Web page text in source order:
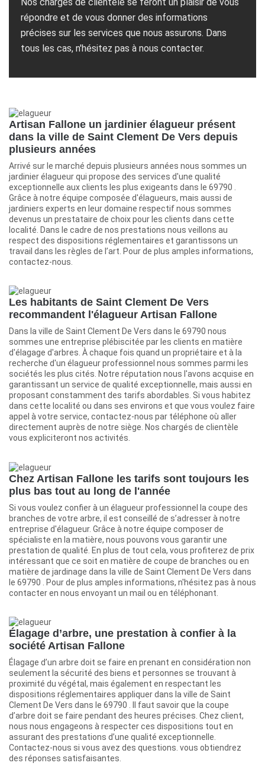
répondre et de vous donner des informations
précises sur les services que nous assurons. Dans
tous les cas, n'hésitez pas à nous contacter.
Artisan Fallone un jardinier élagueur présent
dans la ville de Saint Clement De Vers depuis
plusieurs années
Arrivé sur le marché depuis plusieurs années nous sommes un
jardinier élagueur qui propose des services d'une qualité
exceptionnelle aux clients les plus exigeants dans le 69790 .
Grâce à notre équipe composée d'élagueurs, mais aussi de
jardiniers experts en leur domaine respectif nous sommes
devenus un prestataire de choix pour les clients dans cette
localité. Dans le cadre de nos prestations nous veillons au
respect des dispositions réglementaires et garantissons un
travail dans les règles de l’art. Pour de plus amples informations,
contactez-nous.
Les habitants de Saint Clement De Vers
recommandent l'élagueur Artisan Fallone
Dans la ville de Saint Clement De Vers dans le 69790 nous
sommes une entreprise plébiscitée par les clients en matière
d'élagage d'arbres. À chaque fois quand un propriétaire et à la
recherche d'un élagueur professionnel nous sommes parmi les
sociétés les plus cités. Notre réputation nous l'avons acquise en
garantissant un service de qualité exceptionnelle, mais aussi en
proposant constamment des tarifs abordables. Si vous habitez
dans cette localité ou dans ses environs et que vous voulez faire
appel à votre service, contactez-nous par téléphone où aller
directement auprès de notre siège. Nos chargés de clientèle
vous expliciteront nos activités.
Chez Artisan Fallone les tarifs sont toujours les
plus bas tout au long de l'année
Si vous voulez confier à un élagueur professionnel la coupe des
branches de votre arbre, il est conseillé de s’adresser à notre
entreprise d'élagueur. Grâce à notre équipe composer de
spécialiste en la matière, nous pouvons vous garantir une
prestation de qualité. En plus de tout cela, vous profiterez de prix
intéressant que ce soit en matière de coupe de branches ou en
matière de jardinage dans la ville de Saint Clement De Vers dans
le 69790 . Pour de plus amples informations, n'hésitez pas à nous
contacter en nous envoyant un mail ou en téléphonant.
Élagage d’arbre, une prestation à confier à la
société Artisan Fallone
Élagage d’un arbre doit se faire en prenant en considération non
seulement la sécurité des biens et personnes se trouvant à
proximité du végétal, mais également en respectant les
dispositions réglementaires appliquer dans la ville de Saint
Clement De Vers dans le 69790 . Il faut savoir que la coupe
d’arbre doit se faire pendant des heures précises. Chez client,
nous nous engageons à respecter ces dispositions tout en
assurant des prestations d’une qualité exceptionnelle.
Contactez-nous si vous avez des questions. vous obtiendrez
des réponses satisfaisantes.